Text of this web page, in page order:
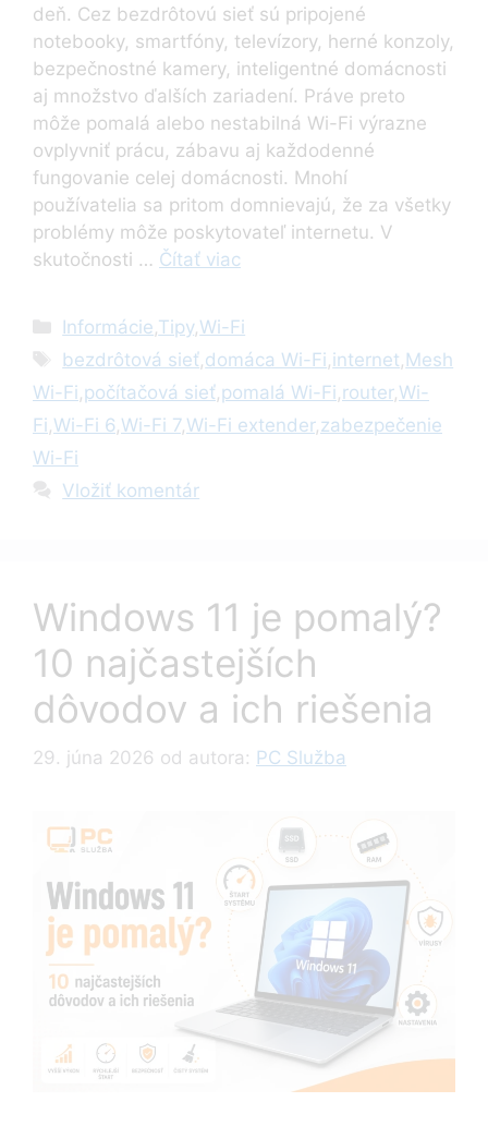
deň. Cez bezdrôtovú sieť sú pripojené
notebooky, smartfóny, televízory, herné konzoly,
bezpečnostné kamery, inteligentné domácnosti
aj množstvo ďalších zariadení. Práve preto
môže pomalá alebo nestabilná Wi-Fi výrazne
ovplyvniť prácu, zábavu aj každodenné
fungovanie celej domácnosti. Mnohí
používatelia sa pritom domnievajú, že za všetky
problémy môže poskytovateľ internetu. V
skutočnosti … Čítať viac
Kategórie
Informácie,Tipy,Wi-Fi
Značky
bezdrôtová sieť,domáca Wi-Fi,internet, Mesh
Wi-Fi,počítačová sieť,pomalá Wi-Fi,router,Wi-
Fi,Wi-Fi 6,Wi-Fi 7,Wi-Fi extender,zabezpečenie
Wi-Fi
Vložiť komentár
Windows 11 je pomalý?
10 najčastejších
dôvodov a ich riešenia
29. júna 2026 od autora: PC Služba